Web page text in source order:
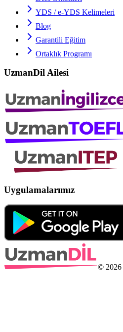
YDS / e-YDS Kelimeleri
Blog
Garantili Eğitim
Ortaklık Programı
UzmanDil Ailesi
Uygulamalarımız
© 2026